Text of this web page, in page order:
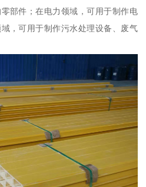
部件；在电力领域，可用于制作电
，可用于制作污水处理设备、废气